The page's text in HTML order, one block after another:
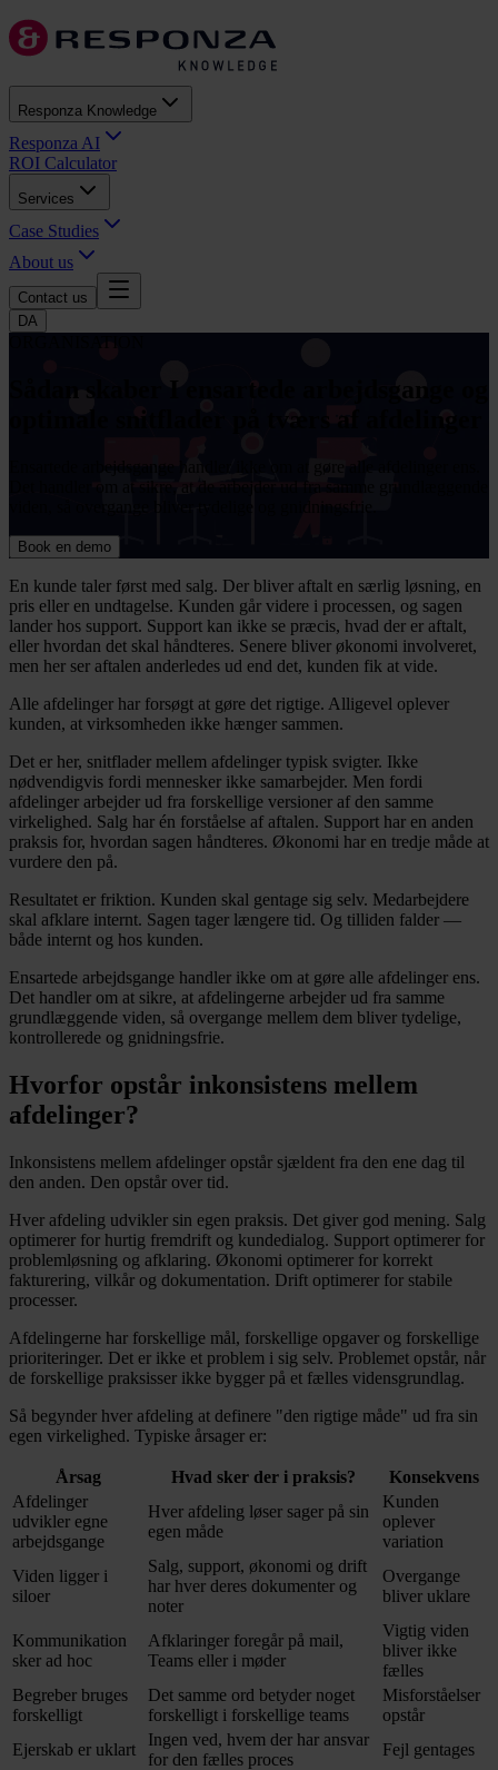
Responza Knowledge
Responza AI
ROI Calculator
Services
Case Studies
About us
Contact us
DA
Book en demo
En kunde taler først med salg. Der bliver aftalt en særlig løsning, en
pris eller en undtagelse. Kunden går videre i processen, og sagen
lander hos support. Support kan ikke se præcis, hvad der er aftalt,
eller hvordan det skal håndteres. Senere bliver økonomi involveret,
men her ser aftalen anderledes ud end det, kunden fik at vide.
Alle afdelinger har forsøgt at gøre det rigtige. Alligevel oplever
kunden, at virksomheden ikke hænger sammen.
Det er her, snitflader mellem afdelinger typisk svigter. Ikke
nødvendigvis fordi mennesker ikke samarbejder. Men fordi
afdelinger arbejder ud fra forskellige versioner af den samme
virkelighed. Salg har én forståelse af aftalen. Support har en anden
praksis for, hvordan sagen håndteres. Økonomi har en tredje måde at
vurdere den på.
Resultatet er friktion. Kunden skal gentage sig selv. Medarbejdere
skal afklare internt. Sagen tager længere tid. Og tilliden falder —
både internt og hos kunden.
Ensartede arbejdsgange handler ikke om at gøre alle afdelinger ens.
Det handler om at sikre, at afdelingerne arbejder ud fra samme
grundlæggende viden, så overgange mellem dem bliver tydelige,
kontrollerede og gnidningsfrie.
Hvorfor opstår inkonsistens mellem
afdelinger?
Inkonsistens mellem afdelinger opstår sjældent fra den ene dag til
den anden. Den opstår over tid.
Hver afdeling udvikler sin egen praksis. Det giver god mening. Salg
optimerer for hurtig fremdrift og kundedialog. Support optimerer for
problemløsning og afklaring. Økonomi optimerer for korrekt
fakturering, vilkår og dokumentation. Drift optimerer for stabile
processer.
Afdelingerne har forskellige mål, forskellige opgaver og forskellige
prioriteringer. Det er ikke et problem i sig selv. Problemet opstår, når
de forskellige praksisser ikke bygger på et fælles vidensgrundlag.
Så begynder hver afdeling at definere "den rigtige måde" ud fra sin
egen virkelighed. Typiske årsager er:
Årsag Hvad sker der i praksis?
Konsekvens
Afdelinger
udvikler egne
arbejdsgange
Hver afdeling løser sager på sin
egen måde
Kunden
oplever
variation
Viden ligger i
siloer
Salg, support, økonomi og drift
har hver deres dokumenter og
noter
Overgange
bliver uklare
Kommunikation
sker ad hoc
Afklaringer foregår på mail,
Teams eller i møder
Vigtig viden
bliver ikke
fælles
Begreber bruges
forskelligt
Det samme ord betyder noget
forskelligt i forskellige teams
Misforståelser
opstår
Ejerskab er uklart
Ingen ved, hvem der har ansvar
for den fælles proces
Fejl gentages